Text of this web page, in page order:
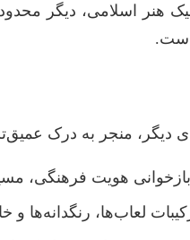
اسلامی، دیگر محدود
دیگر، منجر به درک
بازخوانی هویت فرهنگی،
لعاب‌ها، رنگدانه‌ها